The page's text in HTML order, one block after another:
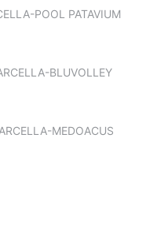
POOL PATAVIUM
BLUVOLLEY
MEDOACUS